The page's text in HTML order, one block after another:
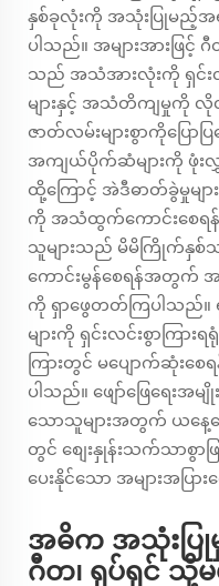
နှစ်ခုလုံးကို အသုံးပြုမည့်အရ
ပါသည်။ အများအားဖြင့်
သည် အသံအားလုံးကို ရှင်း
များနှင့် အသံတိကျမှုကို လို
ဇာတ်လမ်းများစွာကိုပြေ
အကျယ်ပိုက်ဆံများကို ဖုံး
ထို့ကြောင့် အဲဒီဓာတ်ခွဲမှုမျာ
ကို အသံထွက်ကောင်းစေရ
သူများသည် မိမိကြိုက်နှစ်သ
ကောင်းမွန်စေရန်အတွက် အ
ကို ရှာဖွေတတ်ကြပါသည်
များကို ရှင်းလင်းစွာကြာ
ကြားတွင် မပျောက်ဆုံးစေ
ပါသည်။ ဖျော်ဖြေရေးအမျို
သောသူများအတွက် ယနေ့ခ
တွင် စျေးနှုန်းသက်သာစွာ
ပေးနိုင်သော အများအပြား
အဓိက အသုံးပြုမှု
ဂီတ၊ ရုပ်ရှင် သို့